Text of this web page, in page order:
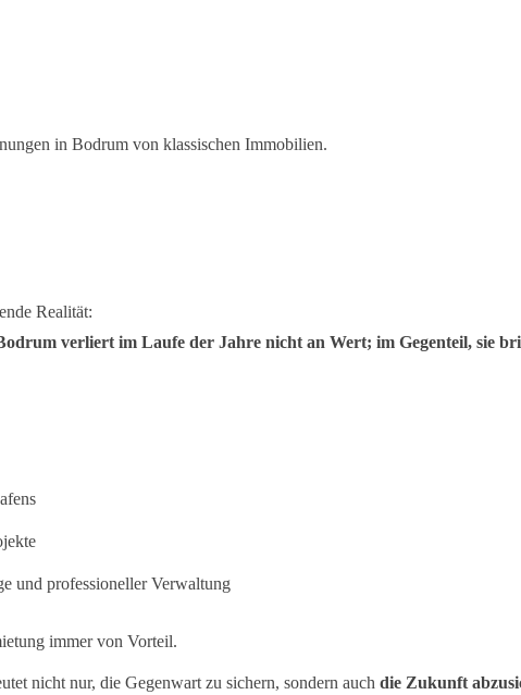
in Bodrum von klassischen Immobilien.
Realität:
verliert im Laufe der Jahre nicht an Wert; im Gegenteil, sie
und professioneller Verwaltung
immer von Vorteil.
nicht nur, die Gegenwart zu sichern, sondern auch die Zukunft